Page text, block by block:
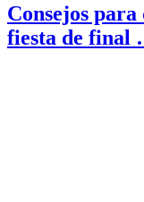
Consejos
fiesta de final